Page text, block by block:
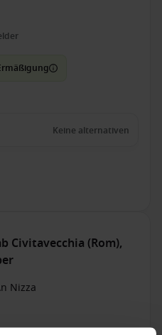
Keine alternativen
Civitavecchia (Rom),
Nizza